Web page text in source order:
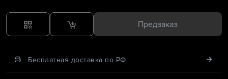
Предзаказ
Бесплатная доставка по РФ